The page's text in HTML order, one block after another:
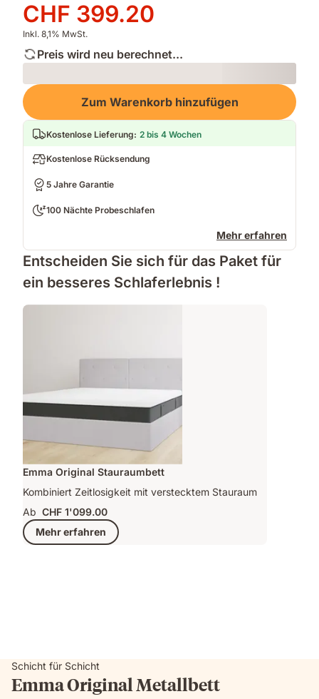
Preis
CHF 499.00
Preis
CHF 399.20
CHF 399.20
Inkl. 8,1% MwSt.
Preis wird neu berechnet...
Loading
Zum Warenkorb hinzufügen
Kostenlose Lieferung: 2 bis 4 Wochen
Kostenlose Rücksendung
5 Jahre Garantie
100 Nächte Probeschlafen
Mehr erfahren
Entscheiden Sie sich für das Paket für
ein besseres Schlaferlebnis !
Emma Original Stauraumbett
Kombiniert Zeitlosigkeit mit verstecktem Stauraum
Ab CHF 1'099.00
Mehr erfahren
Schicht für Schicht
Emma Original Metallbett